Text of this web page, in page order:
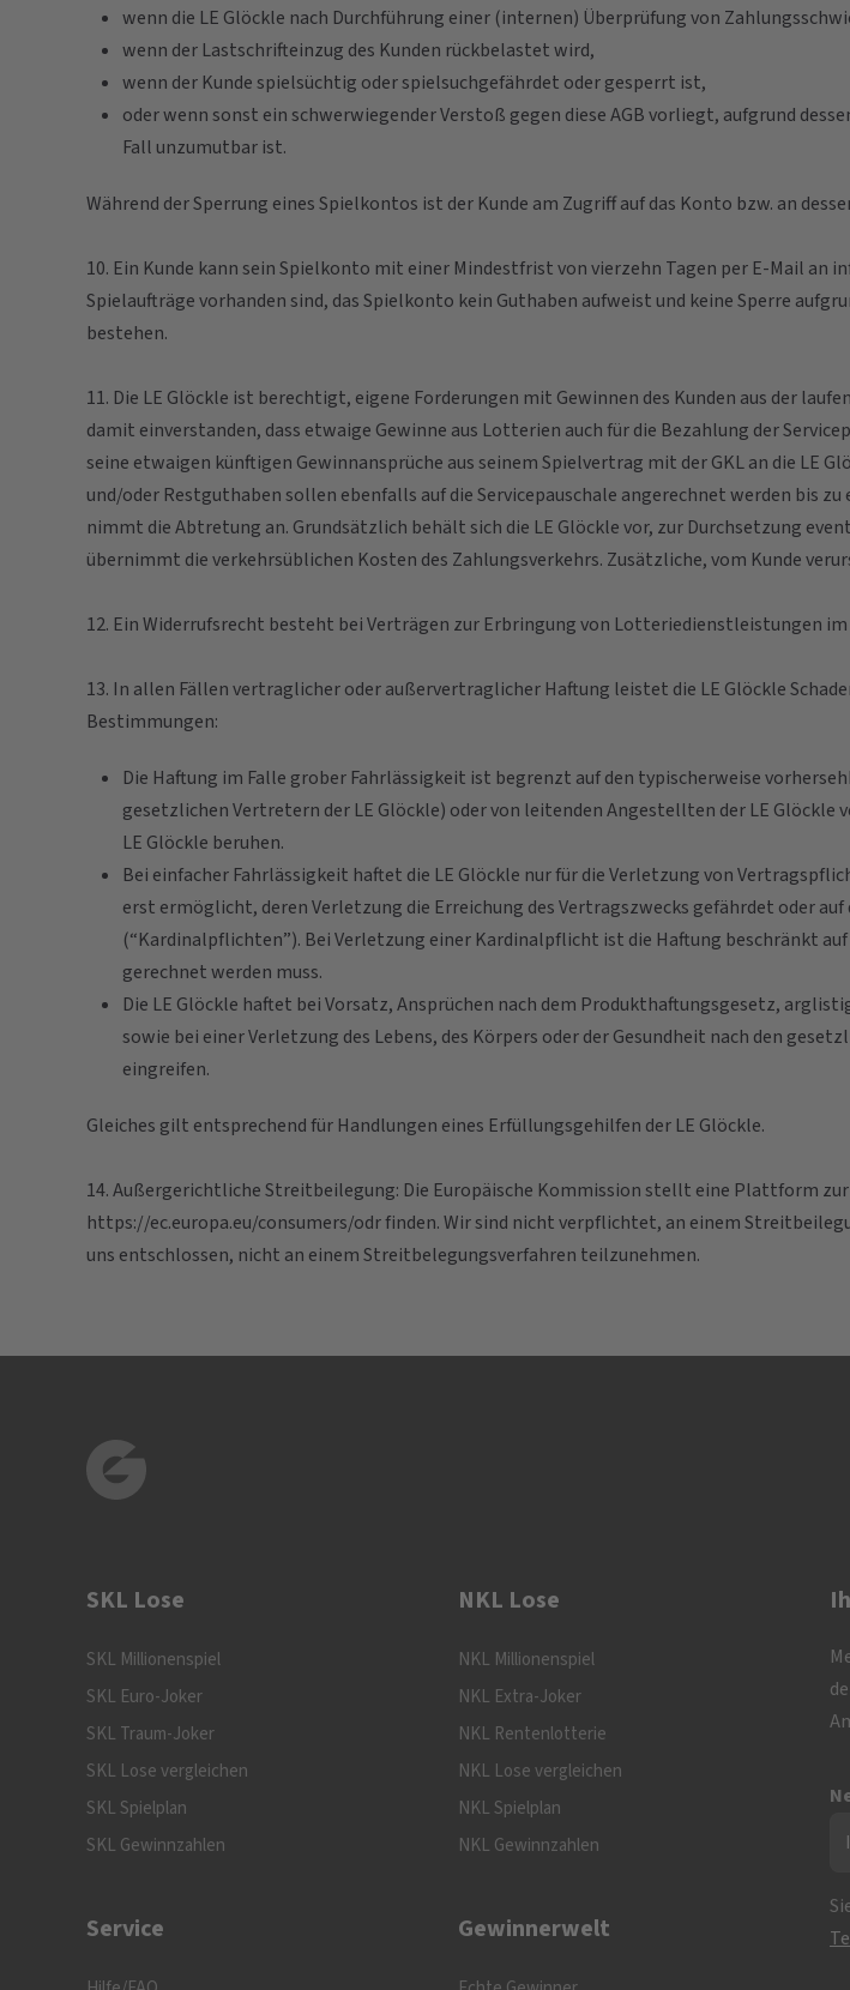
wenn die LE Glöckle nach Durchführung einer (internen) Überprüfung von
wenn der Lastschrifteinzug des Kunden rückbelastet wird,
wenn der Kunde spielsüchtig oder spielsuchgefährdet oder gesperrt ist,
oder wenn sonst ein schwerwiegender Verstoß gegen diese AGB vorliegt, aufgrund
Fall unzumutbar ist.
Während der Sperrung eines Spielkontos ist der Kunde am Zugriff auf das Konto bzw. an
10. Ein Kunde kann sein Spielkonto mit einer Mindestfrist von vierzehn Tagen per E-Mail
Spielaufträge vorhanden sind, das Spielkonto kein Guthaben aufweist und keine Sperre
bestehen.
11. Die LE Glöckle ist berechtigt, eigene Forderungen mit Gewinnen des Kunden aus der
damit einverstanden, dass etwaige Gewinne aus Lotterien auch für die Bezahlung der
seine etwaigen künftigen Gewinnansprüche aus seinem Spielvertrag mit der GKL an die LE
und/oder Restguthaben sollen ebenfalls auf die Servicepauschale angerechnet werden bis
nimmt die Abtretung an. Grundsätzlich behält sich die LE Glöckle vor, zur Durchsetzung
übernimmt die verkehrsüblichen Kosten des Zahlungsverkehrs. Zusätzliche, vom Kunde
12. Ein Widerrufsrecht besteht bei Verträgen zur Erbringung von Lotteriedienstleistungen im
13. In allen Fällen vertraglicher oder außervertraglicher Haftung leistet die LE Glöckle
Bestimmungen:
Die Haftung im Falle grober Fahrlässigkeit ist begrenzt auf den typischerweise
gesetzlichen Vertretern der LE Glöckle) oder von leitenden Angestellten der LE
LE Glöckle beruhen.
Bei einfacher Fahrlässigkeit haftet die LE Glöckle nur für die Verletzung von
erst ermöglicht, deren Verletzung die Erreichung des Vertragszwecks gefährdet oder
(“Kardinalpflichten”). Bei Verletzung einer Kardinalpflicht ist die Haftung beschränkt
gerechnet werden muss.
Die LE Glöckle haftet bei Vorsatz, Ansprüchen nach dem Produkthaftungsgesetz,
sowie bei einer Verletzung des Lebens, des Körpers oder der Gesundheit nach den
eingreifen.
Gleiches gilt entsprechend für Handlungen eines Erfüllungsgehilfen der LE Glöckle.
14. Außergerichtliche Streitbeilegung: Die Europäische Kommission stellt eine Plattform
https://ec.europa.eu/consumers/odr finden. Wir sind nicht verpflichtet, an einem
uns entschlossen, nicht an einem Streitbelegungsverfahren teilzunehmen.
SKL Lose
SKL Millionenspiel
SKL Euro-Joker
SKL Traum-Joker
SKL Lose vergleichen
SKL Spielplan
SKL Gewinnzahlen
Service
NKL Lose
NKL Millionenspiel
NKL Extra-Joker
NKL Rentenlotterie
NKL Lose vergleichen
NKL Spielplan
NKL Gewinnzahlen
Gewinnerwelt